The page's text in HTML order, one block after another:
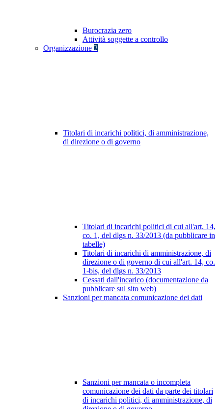
Burocrazia zero
Attività soggette a controllo
Organizzazione 2
Titolari di incarichi politici, di amministrazione,
di direzione o di governo
Titolari di incarichi politici di cui all'art. 14,
co. 1, del dlgs n. 33/2013 (da pubblicare in
tabelle)
Titolari di incarichi di amministrazione, di
direzione o di governo di cui all'art. 14, co.
1-bis, del dlgs n. 33/2013
Cessati dall'incarico (documentazione da
pubblicare sul sito web)
Sanzioni per mancata comunicazione dei dati
Sanzioni per mancata o incompleta
comunicazione dei dati da parte dei titolari
di incarichi politici, di amministrazione, di